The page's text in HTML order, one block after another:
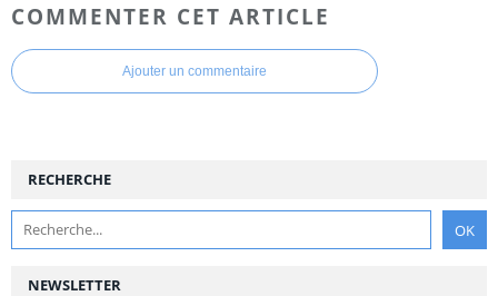
COMMENTER CET ARTICLE
Ajouter un commentaire
NEWSLETTER
RECHERCHE